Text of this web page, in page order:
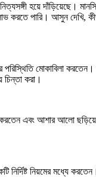
হয়ে দাঁড়িয়েছে।
করতে পারি। আসুন দেখি,
পরিস্থিতি মোকাবিলা
চিন্তা করা।
করতেন এবং আশার আলো
নির্দিষ্ট নিয়মের মধ্যে